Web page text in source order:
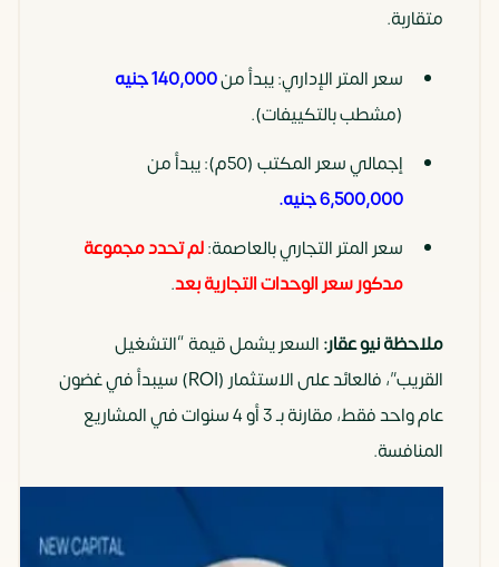
(طابق
كامل)
مفتوحة
والشركات
كاملة
تجاري
للبيع
بالعاصمة
مساحات
متنوعة
البراندات
التجارية
عرض
المختلفة
متقاربة.
سعر المتر الإداري: يبدأ من140,000 جنيه
(مشطب بالتكييفات).
إجمالي سعر المكتب (50م): يبدأ من
6,500,000 جنيه.
سعر المتر التجاري بالعاصمة:لم تحدد مجموعة
مدكور سعر الوحدات التجارية بعد.
ملاحظة نيو عقار:السعر يشمل قيمة “التشغيل
القريب”، فالعائد على الاستثمار (ROI) سيبدأ في غضون
عام واحد فقط، مقارنة بـ 3 أو 4 سنوات في المشاريع
المنافسة.